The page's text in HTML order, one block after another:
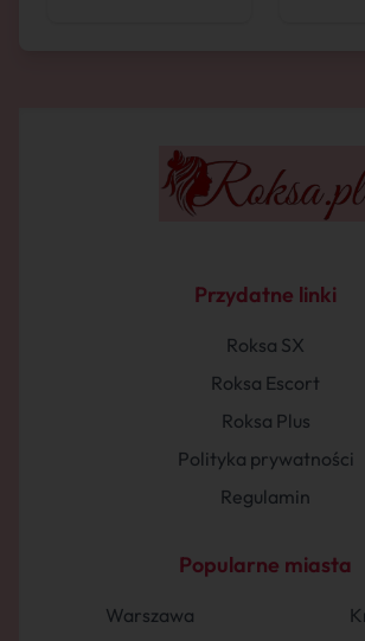
Przydatne linki
Roksa SX
Roksa Escort
Roksa Plus
Polityka prywatności
Regulamin
Popularne miasta
Warszawa